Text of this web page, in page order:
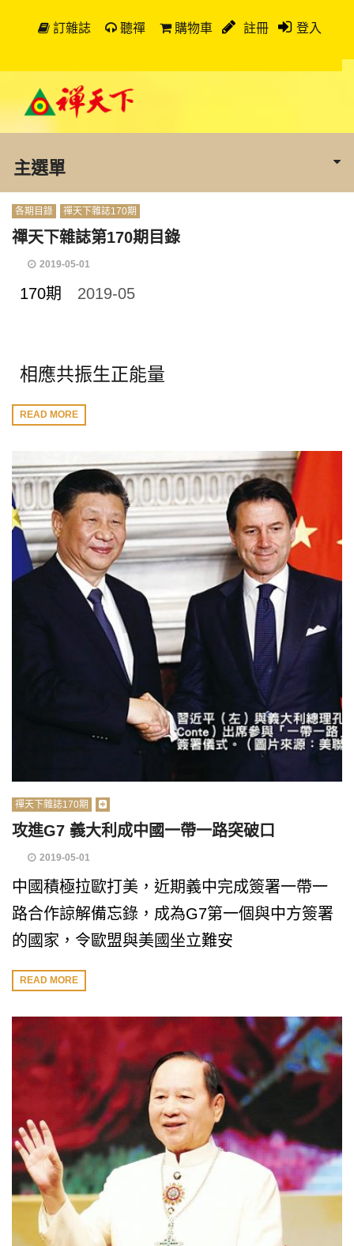
訂雜誌 聽禪 購物車 註冊 登入
主選單
各期目錄 禪天下雜誌170期
禪天下雜誌第170期目錄
2019-05-01
170期 2019-05
相應共振生正能量
READ MORE
禪天下雜誌170期
攻進G7 義大利成中國一帶一路突破口
2019-05-01
中國積極拉歐打美，近期義中完成簽署一帶一
路合作諒解備忘錄，成為G7第一個與中方簽署
的國家，令歐盟與美國坐立難安
READ MORE